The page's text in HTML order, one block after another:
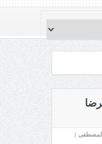
المصطفى |